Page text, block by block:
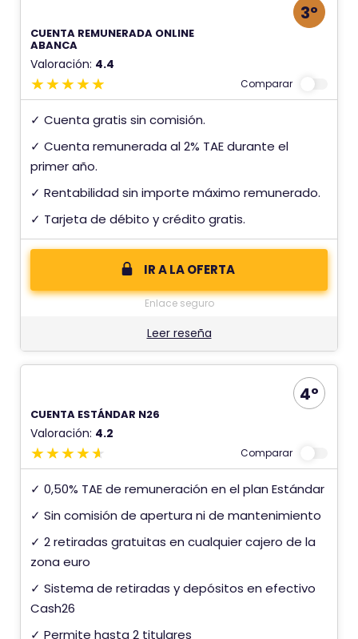
CUENTA REMUNERADA ONLINE
ABANCA
Valoración: 4.4
3º
Comparar
✓ Cuenta gratis sin comisión.
✓ Cuenta remunerada al 2% TAE durante el
primer año.
✓ Rentabilidad sin importe máximo remunerado.
✓ Tarjeta de débito y crédito gratis.
IR A LA OFERTA
Enlace seguro
Leer reseña
CUENTA ESTÁNDAR N26
Valoración: 4.2
4º
Comparar
✓ 0,50% TAE de remuneración en el plan Estándar
✓ Sin comisión de apertura ni de mantenimiento
✓ 2 retiradas gratuitas en cualquier cajero de la
zona euro
✓ Sistema de retiradas y depósitos en efectivo
Cash26
✓ Permite hasta 2 titulares